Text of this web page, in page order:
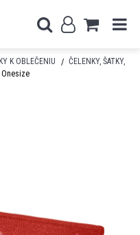
K OBLEČENIU
ČELENKY, ŠATKY,
Onesize